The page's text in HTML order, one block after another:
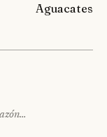
Aguacates